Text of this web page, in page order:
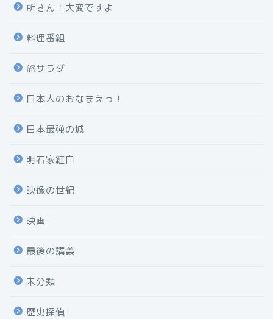
所さん！大変ですよ
料理番組
旅サラダ
日本人のおなまえっ！
日本最強の城
明石家紅白
映像の世紀
映画
最後の講義
未分類
歴史探偵